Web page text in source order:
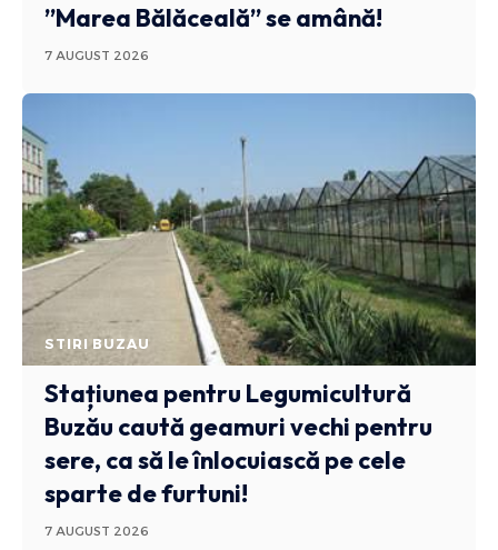
”Marea Bălăceală” se amână!
7 AUGUST 2026
STIRI BUZAU
Stațiunea pentru Legumicultură
Buzău caută geamuri vechi pentru
sere, ca să le înlocuiască pe cele
sparte de furtuni!
7 AUGUST 2026